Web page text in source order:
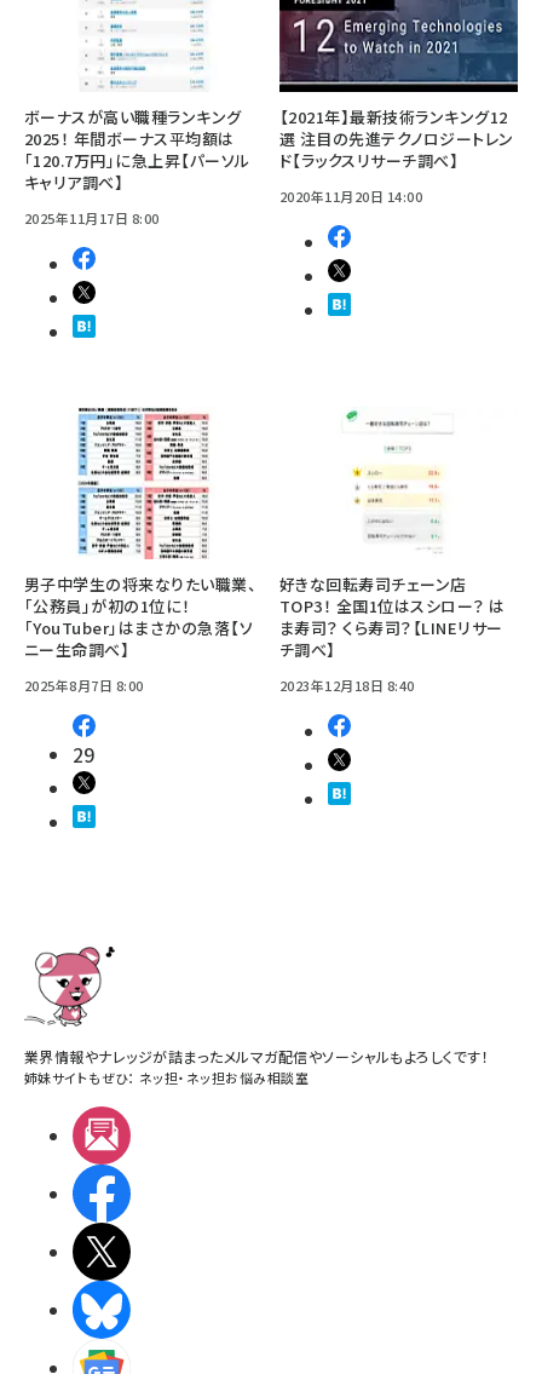
ボーナスが高い職種ランキング
2025！ 年間ボーナス平均額は
「120.7万円」に急上昇【パーソル
キャリア調べ】
2025年11月17日 8:00
【2021年】最新技術ランキング12
選 注目の先進テクノロジートレン
ド【ラックスリサーチ調べ】
2020年11月20日 14:00
男子中学生の将来なりたい職業、
「公務員」が初の1位に！
「YouTuber」はまさかの急落【ソ
ニー生命調べ】
2025年8月7日 8:00
29
好きな回転寿司チェーン店
TOP3！ 全国1位はスシロー？ は
ま寿司？ くら寿司？【LINEリサー
チ調べ】
2023年12月18日 8:40
業界情報やナレッジが詰まったメルマガ配信やソーシャルもよろしくです！
姉妹サイトもぜひ： ネッ担・ ネッ担お悩み相談室